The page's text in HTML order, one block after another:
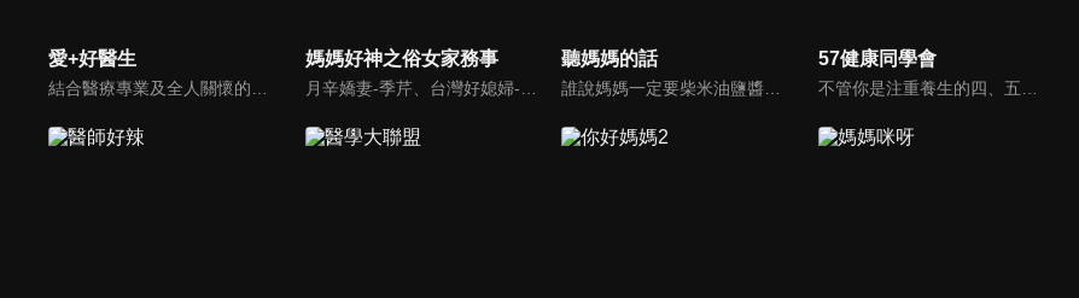
愛+好醫生 媽媽好神之俗女家務事 聽媽媽的話 57健康同學會